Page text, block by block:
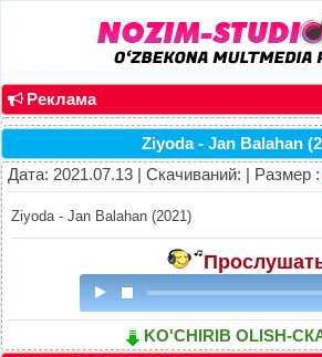
Реклама
Ziyoda - Jan Balahan
Дата: 2021.07.13 | Скачиваний: | Размер :
Ziyoda - Jan Balahan (2021)
KO'CHIRIB OLISH-